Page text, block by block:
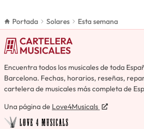
Portada Solares Esta semana
Encuentra todos los musicales de toda
Barcelona. Fechas, horarios, reseñas,
cartelera de musicales más completa de
Una página de Love4Musicals